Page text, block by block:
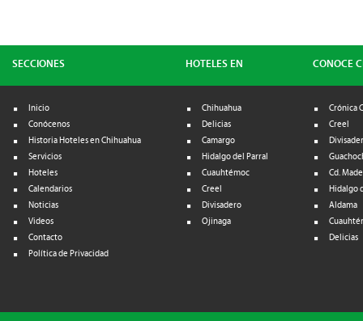
SECCIONES
Inicio
Conócenos
Historia Hoteles en Chihuahua
Servicios
Hoteles
Calendarios
Noticias
Videos
Contacto
Política de Privacidad
HOTELES EN
Chihuahua
Delicias
Camargo
Hidalgo del Parral
Cuauhtémoc
Creel
Divisadero
Ojinaga
CONOCE
Crónica
Creel
Cd.
Hidalgo
Aldama
Delicias